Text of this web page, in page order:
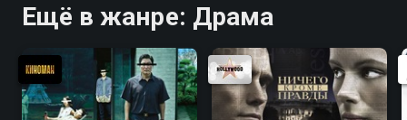
Ещё в жанре: Драма